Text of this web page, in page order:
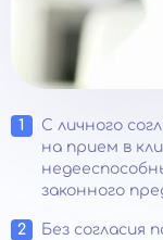
С личного
на прием в
законного
Без согласия